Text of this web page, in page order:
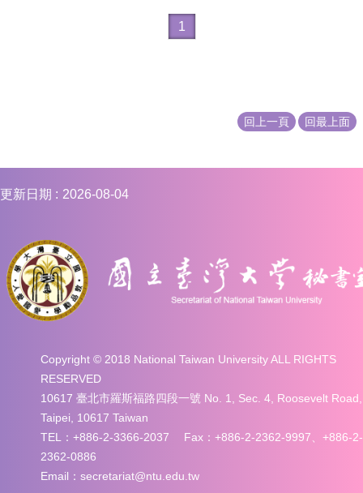
1
回上一頁 回最上面
更新日期 2026-08-04
Copyright © 2018 National Taiwan University ALL RIGHTS
RESERVED
10617 臺北市羅斯福路四段一號 No. 1, Sec. 4, Roosevelt Road,
Taipei, 10617 Taiwan
TEL：+886-2-3366-2037 Fax：+886-2-2362-9997、+886-2-
2362-0886
Email：secretariat@ntu.edu.tw